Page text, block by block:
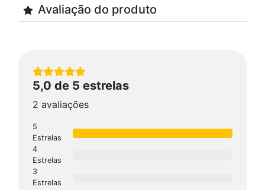
Avaliação do produto
5,0 de 5 estrelas
2 avaliações
5
Estrelas
4
Estrelas
3
Estrelas